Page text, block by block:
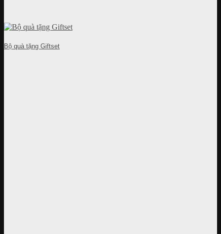
Bộ quà tặng Giftset